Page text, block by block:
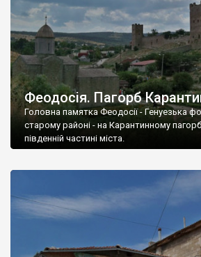
Феодосія. Пагорб
Головна памятка Феодосії - Генуезька
старому районі - на Карантинному
південній частині міста.